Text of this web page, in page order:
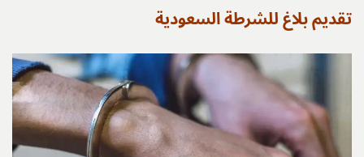
تقديم بلاغ للشرطة السعودية